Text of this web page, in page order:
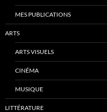
MES PUBLICATIONS
ARTS
ARTS VISUELS
CINÉMA
MUSIQUE
LITTÉRATURE